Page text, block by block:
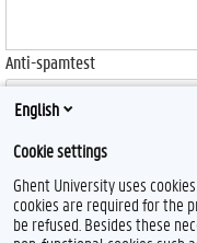
Anti-spamtest
Send
English
Cookie settings
Ghent University uses
cookies are required for the
be refused. Besides these